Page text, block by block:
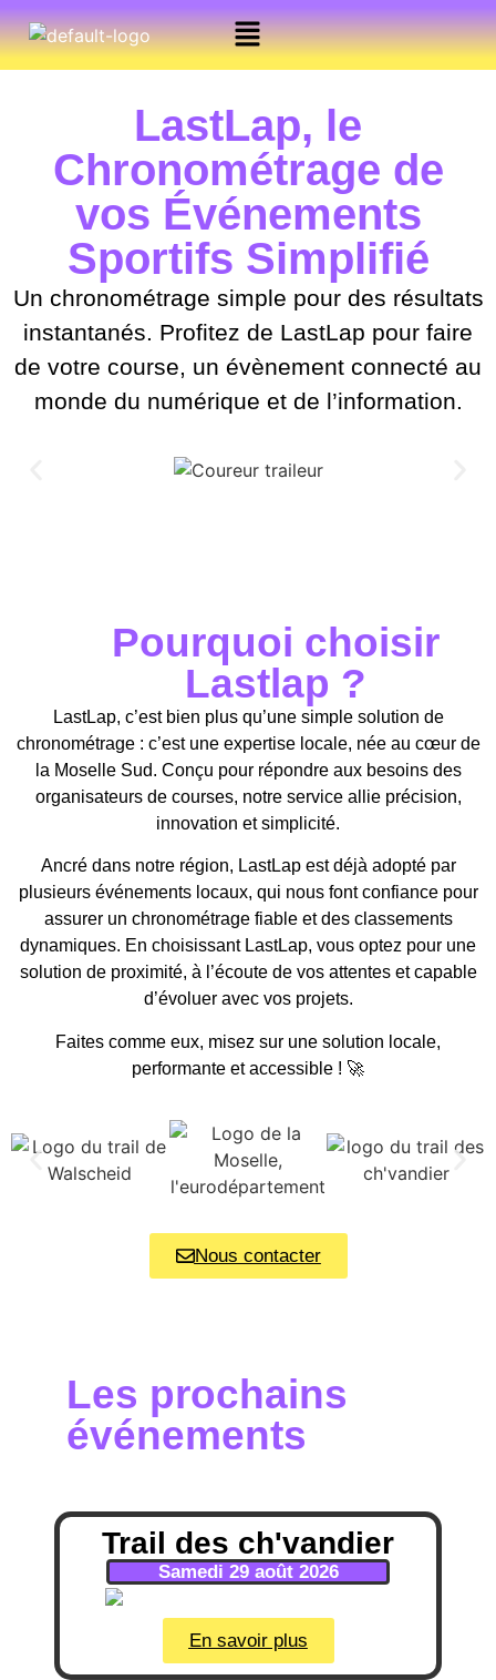
LastLap, le
Chronométrage de
vos Événements
Sportifs Simplifié
Un chronométrage simple pour des résultats
instantanés. Profitez de LastLap pour faire
de votre course, un évènement connecté au
monde du numérique et de l’information.
Pourquoi choisir
Lastlap ?
LastLap, c’est bien plus qu’une simple solution de
chronométrage : c’est une expertise locale, née au cœur de
la Moselle Sud. Conçu pour répondre aux besoins des
organisateurs de courses, notre service allie précision,
innovation et simplicité.
Ancré dans notre région, LastLap est déjà adopté par
plusieurs événements locaux, qui nous font confiance pour
assurer un chronométrage fiable et des classements
dynamiques. En choisissant LastLap, vous optez pour une
solution de proximité, à l’écoute de vos attentes et capable
d’évoluer avec vos projets.
Faites comme eux, misez sur une solution locale,
performante et accessible ! 🚀
Nous contacter
Les prochains
événements
Trail des ch'vandier
Samedi 29 août 2026
En savoir plus